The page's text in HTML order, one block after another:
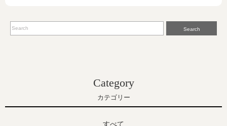
Search
Category
カテゴリー
すべて